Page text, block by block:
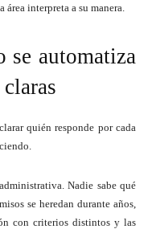
interpreta a su manera.
se automatiza
quién responde por cada
Nadie sabe qué
se heredan durante años,
con criterios distintos y las